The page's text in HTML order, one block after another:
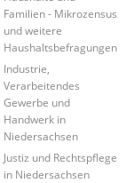
Familien - Mikrozensus
und weitere
Haushaltsbefragungen
Industrie,
Verarbeitendes
Gewerbe und
Handwerk in
Niedersachsen
Justiz und Rechtspflege
in Niedersachsen